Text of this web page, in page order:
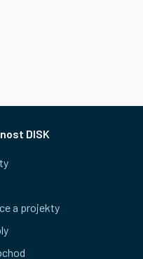
DISK
a projekty